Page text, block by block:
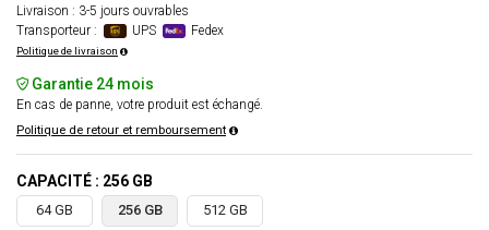
Livraison : 3-5 jours ouvrables
Transporteur :
UPS Fedex
Politique de livraison
Garantie 24 mois
En cas de panne, votre produit est échangé.
Politique de retour et remboursement
CAPACITÉ : 256 GB
64 GB 256 GB 512 GB